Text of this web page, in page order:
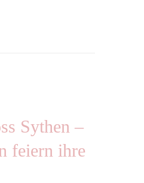
Sythen –
feiern ihre